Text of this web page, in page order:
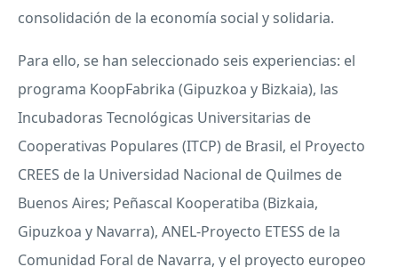
consolidación de la economía social y solidaria.
Para ello, se han seleccionado seis experiencias: el
programa KoopFabrika (Gipuzkoa y Bizkaia), las
Incubadoras Tecnológicas Universitarias de
Cooperativas Populares (ITCP) de Brasil, el Proyecto
CREES de la Universidad Nacional de Quilmes de
Buenos Aires; Peñascal Kooperatiba (Bizkaia,
Gipuzkoa y Navarra), ANEL-Proyecto ETESS de la
Comunidad Foral de Navarra, y el proyecto europeo